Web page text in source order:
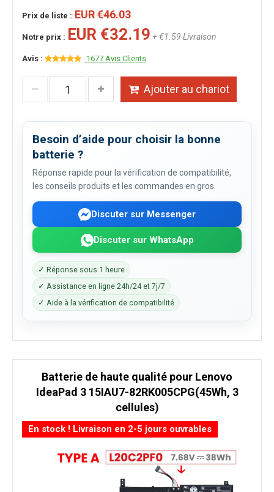
Prix de liste :EUR €46.03
Notre prix : EUR €32.19 + €1.59 Livraison
Avis : 1677 Avis Clients
Ajouter au chariot
Besoin d’aide pour choisir la bonne
batterie ?
Réponse rapide pour la vérification de compatibilité,
les conseils produits et les commandes en gros.
Discuter sur Messenger
Discuter sur WhatsApp
✓ Réponse sous 1 heure
✓ Assistance en ligne 24h/24 et 7j/7
✓ Aide à la vérification de compatibilité
Batterie de haute qualité pour Lenovo
IdeaPad 3 15IAU7-82RK005CPG(45Wh, 3
cellules)
En stock ! Livraison en 2-5 jours ouvrables